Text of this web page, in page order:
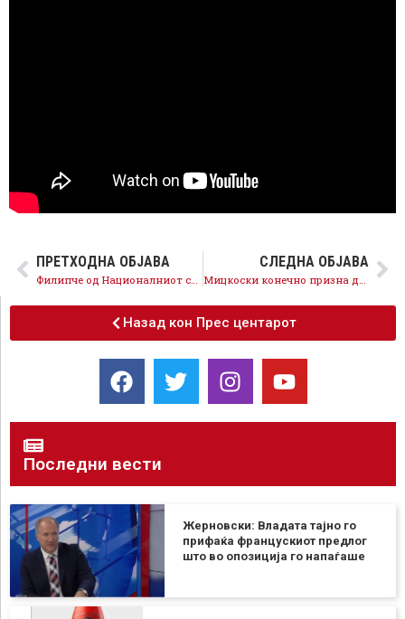
ПРЕТХОДНА ОБЈАВА
Филипче од Националниот совет: Македонија не смее да остане жртва на странски дестабилизациски операции
СЛЕДНА ОБЈАВА
Мицкоски конечно призна дека државата доцни со поврат на ДДВ: срамно е граѓаните и фирмите да му се јавуваат нему
Назад кон Прес центарот
Последни вести
Жерновски: Владата тајно го
прифаќа францускиот предлог
што во опозиција го напаѓаше